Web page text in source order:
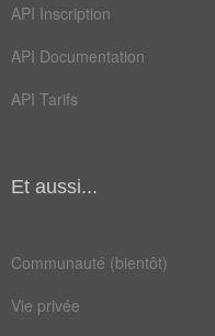
API Inscription
API Documentation
API Tarifs
Et aussi...
Communauté (bientôt)
Vie privée